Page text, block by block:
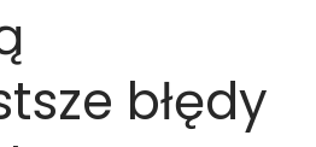
błędy